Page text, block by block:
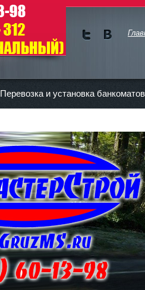
Перевозка и установка банкоматов